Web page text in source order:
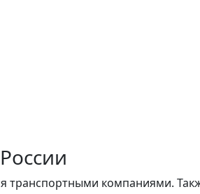
транспортными компаниями.